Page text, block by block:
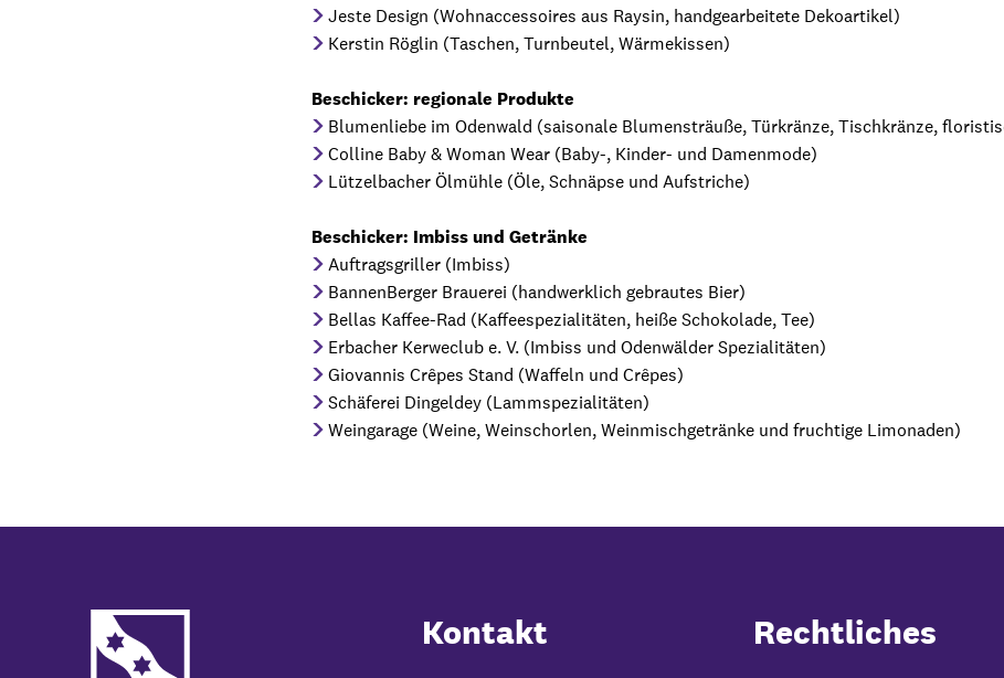
Jeste Design (Wohnaccessoires aus Raysin, handgearbeitete Dekoartikel)
Kerstin Röglin (Taschen, Turnbeutel, Wärmekissen)
Beschicker: regionale Produkte
Blumenliebe im Odenwald (saisonale Blumensträuße, Türkränze, Tischkränze,
Colline Baby & Woman Wear (Baby-, Kinder- und Damenmode)
Lützelbacher Ölmühle (Öle, Schnäpse und Aufstriche)
Beschicker: Imbiss und Getränke
Auftragsgriller (Imbiss)
BannenBerger Brauerei (handwerklich gebrautes Bier)
Bellas Kaffee-Rad (Kaffeespezialitäten, heiße Schokolade, Tee)
Erbacher Kerweclub e. V. (Imbiss und Odenwälder Spezialitäten)
Giovannis Crêpes Stand (Waffeln und Crêpes)
Schäferei Dingeldey (Lammspezialitäten)
Weingarage (Weine, Weinschorlen, Weinmischgetränke und fruchtige Limonaden)
Kontakt Rechtliches